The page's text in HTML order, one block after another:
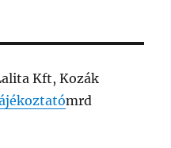
Kft, Kozák
mrd